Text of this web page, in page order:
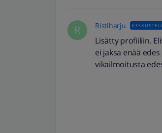
R Ristiharju
Lisätty profiiliin.
ei jaksa enää
vikailmoitusta